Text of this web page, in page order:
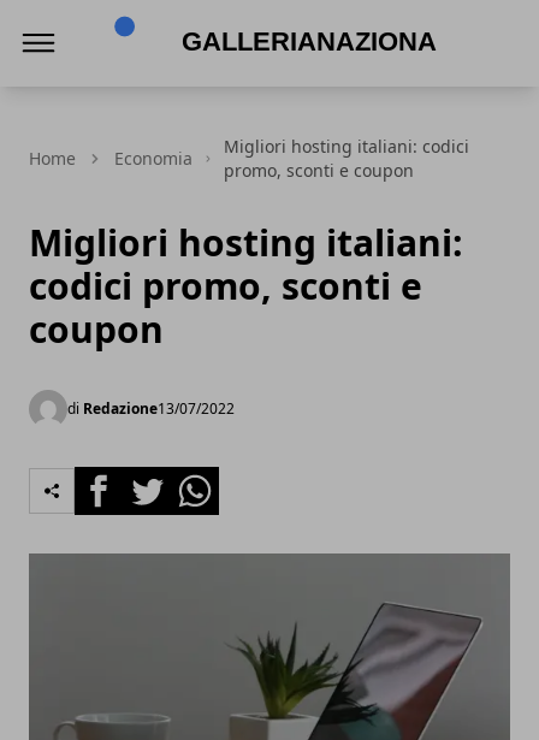
Home Economia
Migliori hosting italiani: codici
promo, sconti e coupon
Migliori hosting italiani:
codici promo, sconti e
coupon
di Redazione13/07/2022
FacebookTwitterWhatsapp